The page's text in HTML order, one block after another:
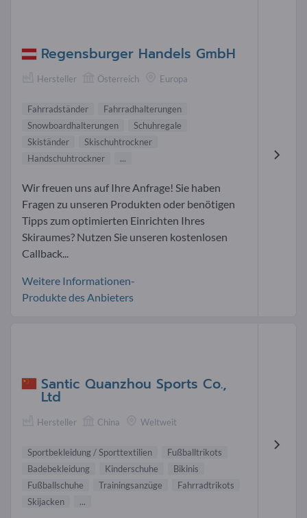
Regensburger Handels GmbH
Hersteller Österreich Europa
Fahrradständer
Fahrradhalterungen
Snowboardhalterungen
Schuhregale
Skiständer
Skischuhtrockner
Handschuhtrockner
...
Wir freuen uns auf Ihre Anfrage! Sie haben
Fragen zu unseren Produkten oder benötigen
Tipps zum optimierten Einrichten Ihres
Skiraumes? Nutzen Sie unseren kostenlosen
Callback...
Weitere Informationen-
Produkte des Anbieters
Santic Quanzhou Sports Co.,
Ltd
Hersteller China Weltweit
Sportbekleidung / Sporttextilien
Fußballtrikots
Badebekleidung
Kinderschuhe
Bikinis
Fußballschuhe
Trainingsanzüge
Fahrradtrikots
Skijacken
...